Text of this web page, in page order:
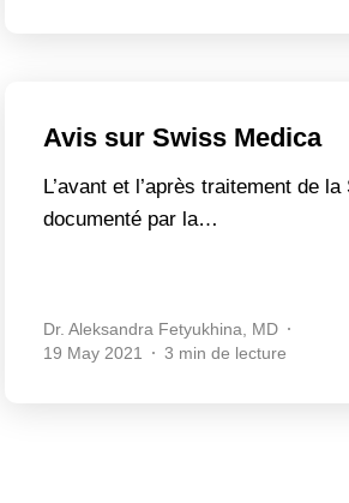
Avis sur Swiss Medica
L’avant et l’après traitement de la
documenté par la…
Dr. Aleksandra Fetyukhina, MD
19 May 2021
3 min de lecture